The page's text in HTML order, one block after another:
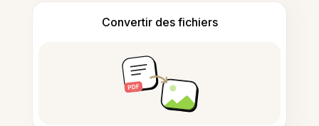
Convertir des fichiers